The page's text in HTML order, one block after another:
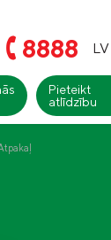
8888 LV
Pieteikt
atlīdzību